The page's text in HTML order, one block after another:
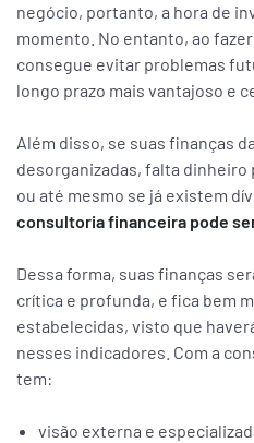
negócio, portanto, a hora de
momento. No entanto, ao
consegue evitar problemas
longo prazo mais vantajoso e
Além disso, se suas finanças
desorganizadas, falta dinheiro
ou até mesmo se já existem
consultoria financeira pode
Dessa forma, suas finanças
crítica e profunda, e fica bem
estabelecidas, visto que
nesses indicadores. Com a
tem:
visão externa e